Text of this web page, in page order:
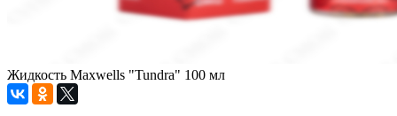
Жидкость Maxwells "Tundra" 100 мл